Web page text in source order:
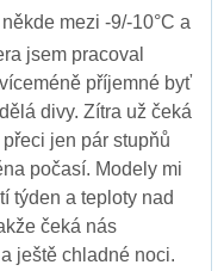
mezi -9/-10°C a
jsem pracoval
příjemné byť
divy. Zítra už čeká
jen pár stupňů
počasí. Modely mi
týden a teploty nad
čeká nás
ještě chladné noci.